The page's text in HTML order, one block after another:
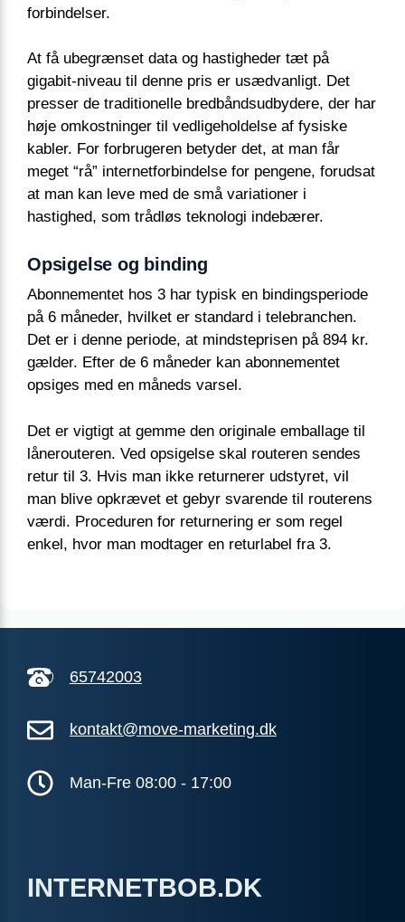
forbindelser.
At få ubegrænset data og hastigheder tæt på
gigabit-niveau til denne pris er usædvanligt. Det
presser de traditionelle bredbåndsudbydere, der har
høje omkostninger til vedligeholdelse af fysiske
kabler. For forbrugeren betyder det, at man får
meget “rå” internetforbindelse for pengene, forudsat
at man kan leve med de små variationer i
hastighed, som trådløs teknologi indebærer.
Opsigelse og binding
Abonnementet hos 3 har typisk en bindingsperiode
på 6 måneder, hvilket er standard i telebranchen.
Det er i denne periode, at mindsteprisen på 894 kr.
gælder. Efter de 6 måneder kan abonnementet
opsiges med en måneds varsel.
Det er vigtigt at gemme den originale emballage til
lånerouteren. Ved opsigelse skal routeren sendes
retur til 3. Hvis man ikke returnerer udstyret, vil
man blive opkrævet et gebyr svarende til routerens
værdi. Proceduren for returnering er som regel
enkel, hvor man modtager en returlabel fra 3.
65742003
kontakt@move-marketing.dk
Man-Fre 08:00 - 17:00
INTERNETBOB.DK